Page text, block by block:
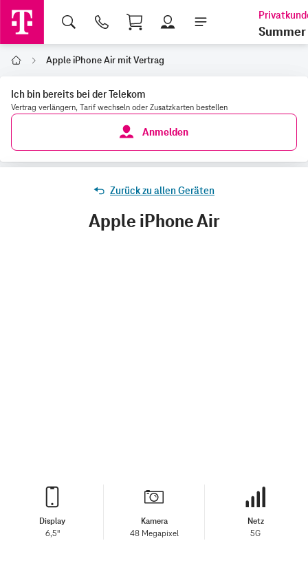
Shopping Cart
Summer
Home Apple iPhone Air mit Vertrag
Ich bin bereits bei der Telekom
Vertrag verlängern, Tarif wechseln oder Zusatzkarten bestellen
Anmelden
Zurück zu allen Geräten
Apple iPhone Air
Display
6,5"
Kamera
48 Megapixel
Netz
5G